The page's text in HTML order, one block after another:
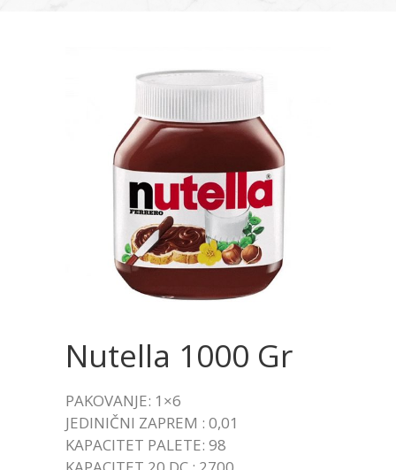
Nutella 1000 Gr
PAKOVANJE: 1×6
JEDINIČNI ZAPREM : 0,01
KAPACITET PALETE: 98